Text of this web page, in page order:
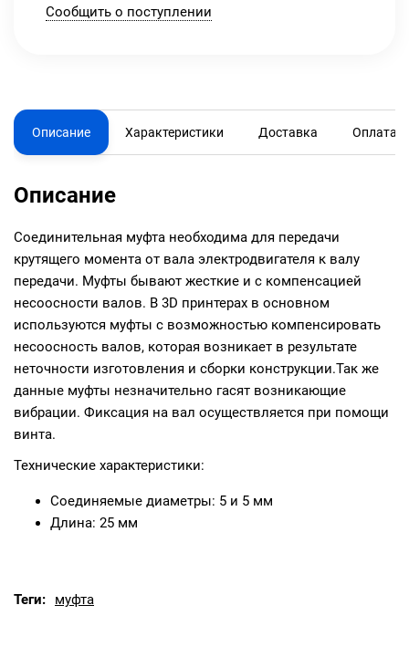
Сообщить о поступлении
Описание Характеристики Доставка Оплата
Описание
Соединительная муфта необходима для передачи
крутящего момента от вала электродвигателя к валу
передачи. Муфты бывают жесткие и с компенсацией
несоосности валов. В 3D принтерах в основном
используются муфты с возможностью компенсировать
несоосность валов, которая возникает в результате
неточности изготовления и сборки конструкции.Так же
данные муфты незначительно гасят возникающие
вибрации. Фиксация на вал осуществляется при помощи
винта.
Технические характеристики:
Соединяемые диаметры: 5 и 5 мм
Длина: 25 мм
Теги: муфта